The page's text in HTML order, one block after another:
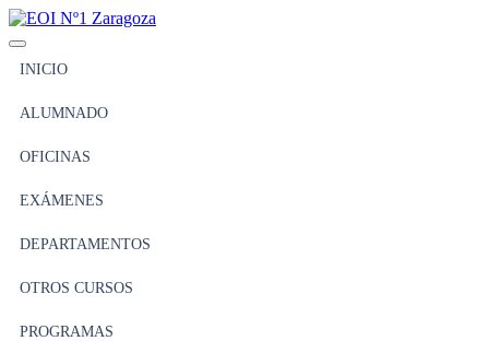
INICIO
ALUMNADO
OFICINAS
EXÁMENES
DEPARTAMENTOS
OTROS CURSOS
PROGRAMAS